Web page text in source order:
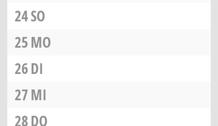
24SO
25MO
26DI
27MI
28DO